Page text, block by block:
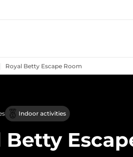
Royal Betty Escape Room
Indoor activities
Betty